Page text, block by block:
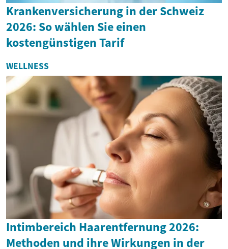
Krankenversicherung in der Schweiz
2026: So wählen Sie einen
kostengünstigen Tarif
WELLNESS
Intimbereich Haarentfernung 2026:
Methoden und ihre Wirkungen in der